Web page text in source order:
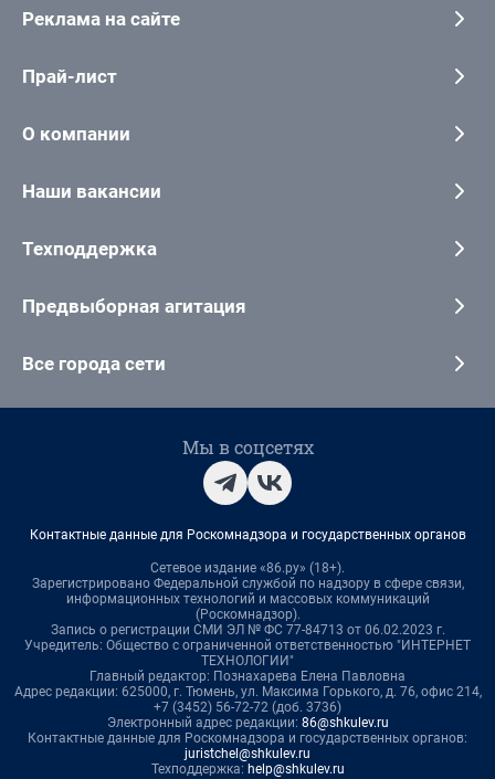
Реклама на сайте
Прай-лист
О компании
Наши вакансии
Техподдержка
Предвыборная агитация
Все города сети
Мы в соцсетях
Контактные данные для Роскомнадзора и государственных органов
Сетевое издание «86.ру» (18+).
Зарегистрировано Федеральной службой по надзору в сфере связи,
информационных технологий и массовых коммуникаций
(Роскомнадзор).
Запись о регистрации СМИ ЭЛ № ФС 77-84713 от 06.02.2023 г.
Учредитель: Общество с ограниченной ответственностью "ИНТЕРНЕТ
ТЕХНОЛОГИИ"
Главный редактор: Познахарева Елена Павловна
Адрес редакции: 625000, г. Тюмень, ул. Максима Горького, д. 76, офис 214,
+7 (3452) 56-72-72 (доб. 3736)
Электронный адрес редакции: 86@shkulev.ru
Контактные данные для Роскомнадзора и государственных органов:
juristchel@shkulev.ru
Техподдержка: help@shkulev.ru